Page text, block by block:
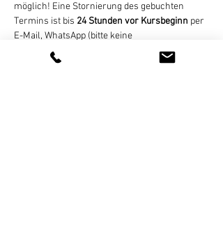
möglich! Eine Stornierung des gebuchten
Termins ist bis 24 Stunden vor Kursbeginn per
E-Mail, WhatsApp (bitte keine
Sprachnachrichten), SMS, oder Telefon
kostenlos möglich. Bei zu später Absage oder